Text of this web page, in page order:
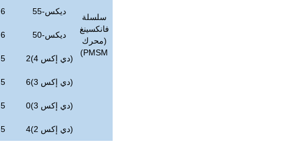
سلسلة
فانكسينغ
(محرك
PMSM)
ديكس-55 6
ديكس-50 6
(دي إكس 4)2 5
(دي إكس 3)6 5
(دي إكس 3)0 5
(دي إكس 2)4 5